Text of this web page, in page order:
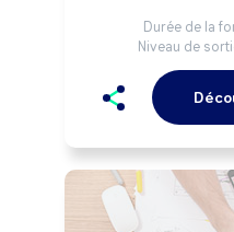
Durée de la
Niveau de